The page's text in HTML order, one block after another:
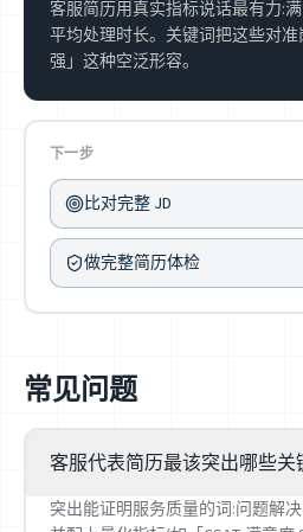
客服简历用真实指标说话最有力:满
平均处理时长。关键词把这些对
强」这种空泛形容。
下一步
比对完整 JD
做完整简历体检
常见问题
客服代表简历最该突出哪些关
突出能证明服务质量的词:问题解